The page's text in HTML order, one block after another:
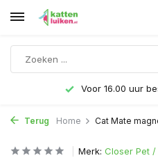
Voor 16.00 uur
Terug Home Cat Mate
Merk: Closer Pet /